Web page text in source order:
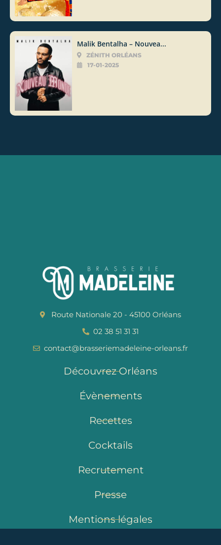
Malik Bentalha – Nouvea...
ZÉNITH ORLÉANS
17-01-2025
Route Nationale 20 - 45100 Orléans
02 38 51 31 31
contact@brasseriemadeleine-orleans.fr
Découvrez Orléans
Évènements
Recettes
Cocktails
Recrutement
Presse
Mentions légales